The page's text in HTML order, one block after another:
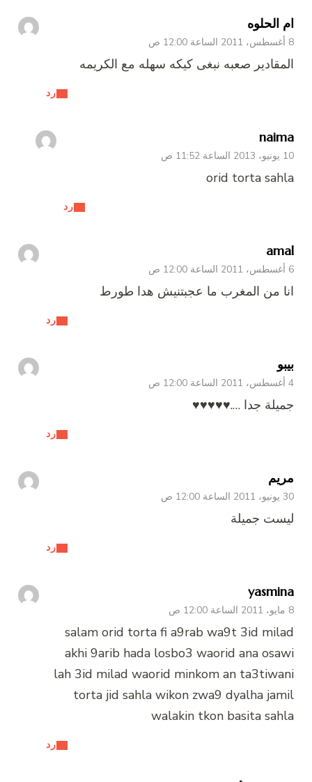
ام الحلوه
8 أغسطس، 2011 الساعة 12:00 ص
رد
المقادير صعبه نبغى كيكه سهله مع الكريمه
naima
10 يونيو، 2013 الساعة 11:52 ص
رد
orid torta sahla
amal
6 أغسطس، 2011 الساعة 12:00 ص
رد
انا من المغرب ما عجبتنيش هدا طورط
بيبو
4 أغسطس، 2011 الساعة 12:00 ص
رد
جميلة جدا ….♥♥♥♥♥
مريم
30 يونيو، 2011 الساعة 12:00 ص
رد
ليست جميلة
yasmina
8 مايو، 2011 الساعة 12:00 ص
رد
salam orid torta fi a9rab wa9t 3id milad
akhi 9arib hada losbo3 waorid ana osawi
lah 3id milad waorid minkom an ta3tiwani
torta jid sahla wikon zwa9 dyalha jamil
walakin tkon basita sahla